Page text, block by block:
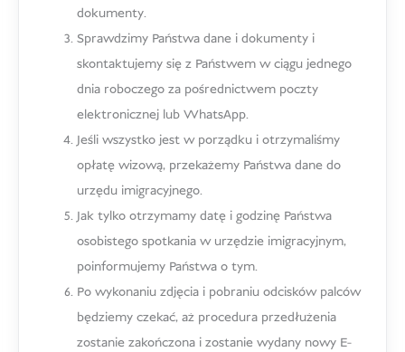
dokumenty.
Sprawdzimy Państwa dane i dokumenty i
skontaktujemy się z Państwem w ciągu jednego
dnia roboczego za pośrednictwem poczty
elektronicznej lub WhatsApp.
Jeśli wszystko jest w porządku i otrzymaliśmy
opłatę wizową, przekażemy Państwa dane do
urzędu imigracyjnego.
Jak tylko otrzymamy datę i godzinę Państwa
osobistego spotkania w urzędzie imigracyjnym,
poinformujemy Państwa o tym.
Po wykonaniu zdjęcia i pobraniu odcisków palców
będziemy czekać, aż procedura przedłużenia
zostanie zakończona i zostanie wydany nowy E-